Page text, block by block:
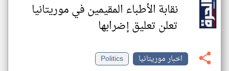
نقابة الأطباء المقيمين في موريتانيا
تعلن تعليق إضرابها
اخبار موريتانيا
Politics